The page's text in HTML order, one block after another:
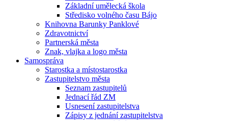
Základní umělecká škola
Středisko volného času Bájo
Knihovna Barunky Panklové
Zdravotnictví
Partnerská města
Znak, vlajka a logo města
Samospráva
Starostka a místostarostka
Zastupitelstvo města
Seznam zastupitelů
Jednací řád ZM
Usnesení zastupitelstva
Zápisy z jednání zastupitelstva